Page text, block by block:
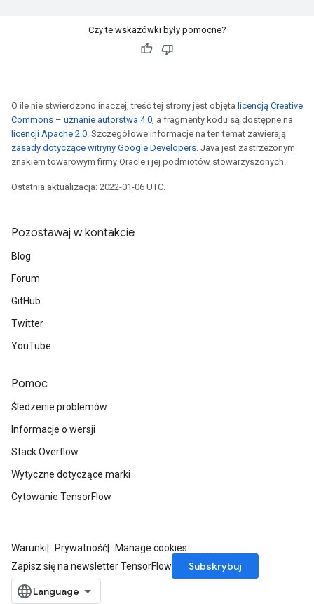
Czy te wskazówki były pomocne?
O ile nie stwierdzono inaczej, treść tej strony jest objęta licencją Creative
Commons – uznanie autorstwa 4.0, a fragmenty kodu są dostępne na
licencji Apache 2.0. Szczegółowe informacje na ten temat zawierają
zasady dotyczące witryny Google Developers. Java jest zastrzeżonym
znakiem towarowym firmy Oracle i jej podmiotów stowarzyszonych.
Ostatnia aktualizacja: 2022-01-06 UTC.
Pozostawaj w kontakcie
Blog
Forum
GitHub
Twitter
YouTube
Pomoc
Śledzenie problemów
Informacje o wersji
Stack Overflow
Wytyczne dotyczące marki
Cytowanie TensorFlow
Warunki Prywatność
Manage cookies
Zapisz się na newsletter TensorFlow
Subskrybuj